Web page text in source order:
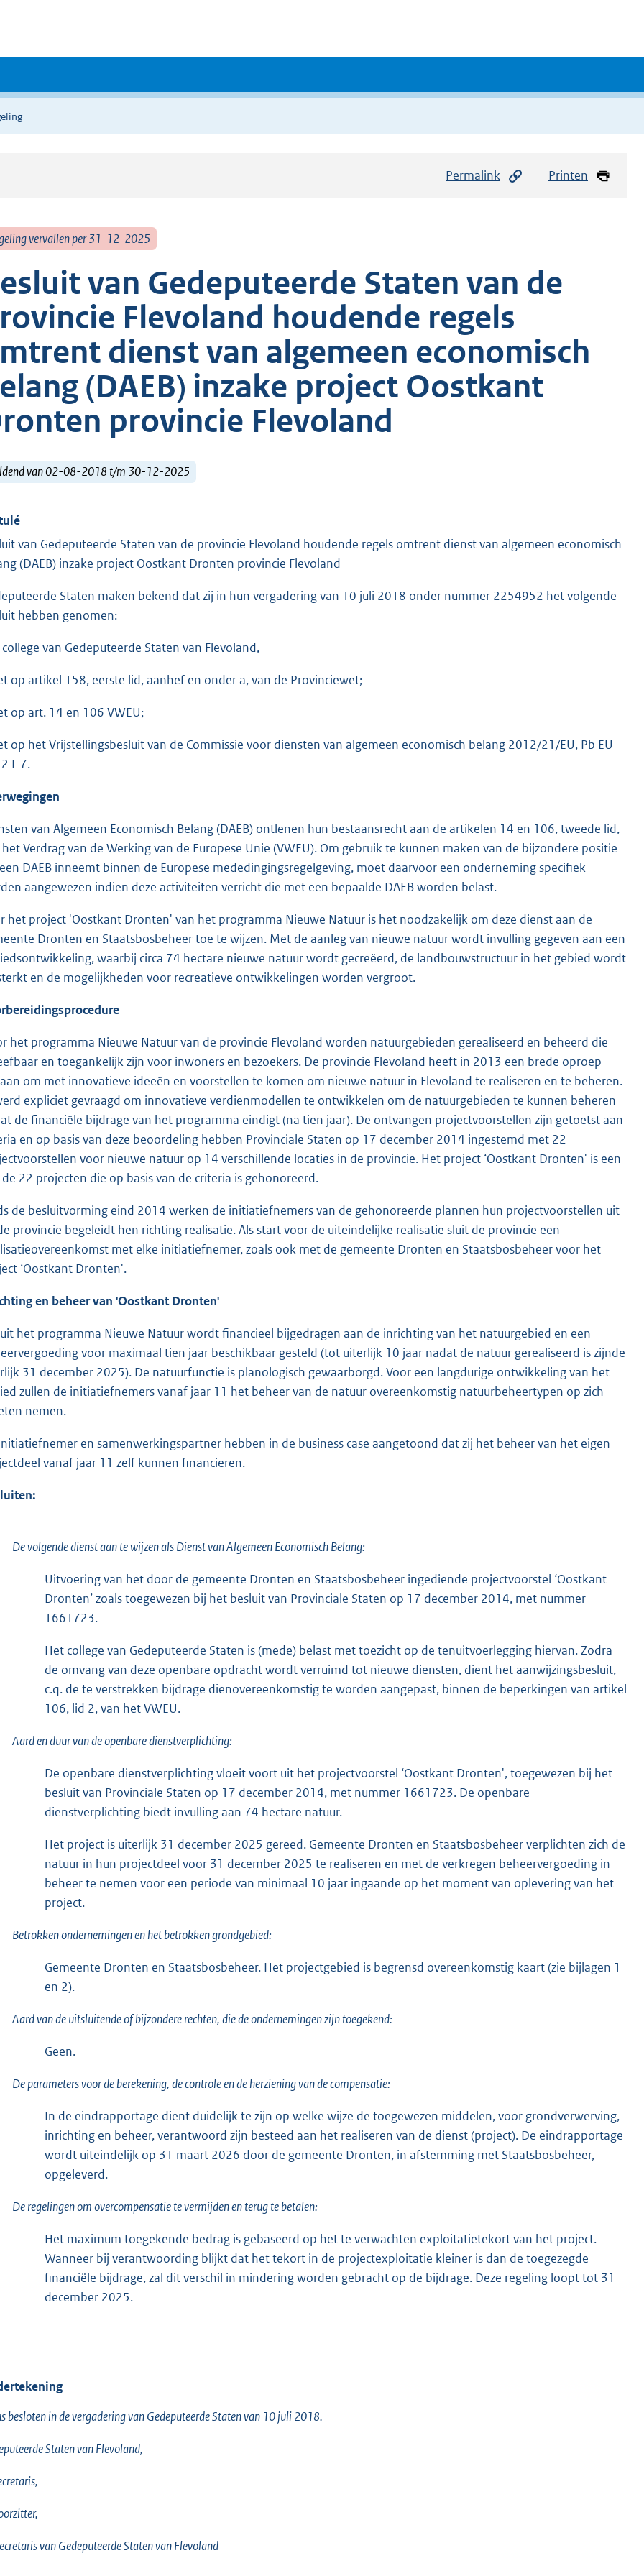
Permalink Printen
vervallen per 31-12-2025
van Gedeputeerde Staten van de
Flevoland houdende regels
dienst van algemeen economisch
(DAEB) inzake project Oostkant
provincie Flevoland
van 02-08-2018 t/m 30-12-2025
van Gedeputeerde Staten van de provincie Flevoland houdende regels omtrent dienst van algemeen economisch
(DAEB) inzake project Oostkant Dronten provincie Flevoland
Staten maken bekend dat zij in hun vergadering van 10 juli 2018 onder nummer 2254952 het volgende
hebben genomen:
van Gedeputeerde Staten van Flevoland,
op artikel 158, eerste lid, aanhef en onder a, van de Provinciewet;
op art. 14 en 106 VWEU;
op het Vrijstellingsbesluit van de Commissie voor diensten van algemeen economisch belang 2012/21/EU, Pb EU
L 7.
van Algemeen Economisch Belang (DAEB) ontlenen hun bestaansrecht aan de artikelen 14 en 106, tweede lid,
Verdrag van de Werking van de Europese Unie (VWEU). Om gebruik te kunnen maken van de bijzondere positie
DAEB inneemt binnen de Europese mededingingsregelgeving, moet daarvoor een onderneming specifiek
aangewezen indien deze activiteiten verricht die met een bepaalde DAEB worden belast.
het project 'Oostkant Dronten' van het programma Nieuwe Natuur is het noodzakelijk om deze dienst aan de
Dronten en Staatsbosbeheer toe te wijzen. Met de aanleg van nieuwe natuur wordt invulling gegeven aan een
waarbij circa 74 hectare nieuwe natuur wordt gecreëerd, de landbouwstructuur in het gebied wordt
en de mogelijkheden voor recreatieve ontwikkelingen worden vergroot.
het programma Nieuwe Natuur van de provincie Flevoland worden natuurgebieden gerealiseerd en beheerd die
en toegankelijk zijn voor inwoners en bezoekers. De provincie Flevoland heeft in 2013 een brede oproep
om met innovatieve ideeën en voorstellen te komen om nieuwe natuur in Flevoland te realiseren en te beheren.
expliciet gevraagd om innovatieve verdienmodellen te ontwikkelen om de natuurgebieden te kunnen beheren
de financiële bijdrage van het programma eindigt (na tien jaar). De ontvangen projectvoorstellen zijn getoetst aan
en op basis van deze beoordeling hebben Provinciale Staten op 17 december 2014 ingestemd met 22
voor nieuwe natuur op 14 verschillende locaties in de provincie. Het project ‘Oostkant Dronten' is een
22 projecten die op basis van de criteria is gehonoreerd.
de besluitvorming eind 2014 werken de initiatiefnemers van de gehonoreerde plannen hun projectvoorstellen uit
provincie begeleidt hen richting realisatie. Als start voor de uiteindelijke realisatie sluit de provincie een
met elke initiatiefnemer, zoals ook met de gemeente Dronten en Staatsbosbeheer voor het
‘Oostkant Dronten'.
en beheer van 'Oostkant Dronten'
het programma Nieuwe Natuur wordt financieel bijgedragen aan de inrichting van het natuurgebied en een
voor maximaal tien jaar beschikbaar gesteld (tot uiterlijk 10 jaar nadat de natuur gerealiseerd is zijnde
31 december 2025). De natuurfunctie is planologisch gewaarborgd. Voor een langdurige ontwikkeling van het
zullen de initiatiefnemers vanaf jaar 11 het beheer van de natuur overeenkomstig natuurbeheertypen op zich
nemen.
en samenwerkingspartner hebben in de business case aangetoond dat zij het beheer van het eigen
vanaf jaar 11 zelf kunnen financieren.
De volgende dienst aan te wijzen als Dienst van Algemeen Economisch Belang:
Uitvoering van het door de gemeente Dronten en Staatsbosbeheer ingediende projectvoorstel ‘Oostkant
Dronten’ zoals toegewezen bij het besluit van Provinciale Staten op 17 december 2014, met nummer
1661723.
Het college van Gedeputeerde Staten is (mede) belast met toezicht op de tenuitvoerlegging hiervan. Zodra
de omvang van deze openbare opdracht wordt verruimd tot nieuwe diensten, dient het aanwijzingsbesluit,
c.q. de te verstrekken bijdrage dienovereenkomstig te worden aangepast, binnen de beperkingen van artikel
106, lid 2, van het VWEU.
Aard en duur van de openbare dienstverplichting:
De openbare dienstverplichting vloeit voort uit het projectvoorstel ‘Oostkant Dronten', toegewezen bij het
besluit van Provinciale Staten op 17 december 2014, met nummer 1661723. De openbare
dienstverplichting biedt invulling aan 74 hectare natuur.
Het project is uiterlijk 31 december 2025 gereed. Gemeente Dronten en Staatsbosbeheer verplichten zich de
natuur in hun projectdeel voor 31 december 2025 te realiseren en met de verkregen beheervergoeding in
beheer te nemen voor een periode van minimaal 10 jaar ingaande op het moment van oplevering van het
project.
Betrokken ondernemingen en het betrokken grondgebied:
Gemeente Dronten en Staatsbosbeheer. Het projectgebied is begrensd overeenkomstig kaart (zie bijlagen 1
en 2).
Aard van de uitsluitende of bijzondere rechten, die de ondernemingen zijn toegekend:
Geen.
De parameters voor de berekening, de controle en de herziening van de compensatie:
In de eindrapportage dient duidelijk te zijn op welke wijze de toegewezen middelen, voor grondverwerving,
inrichting en beheer, verantwoord zijn besteed aan het realiseren van de dienst (project). De eindrapportage
wordt uiteindelijk op 31 maart 2026 door de gemeente Dronten, in afstemming met Staatsbosbeheer,
opgeleverd.
De regelingen om overcompensatie te vermijden en terug te betalen:
Het maximum toegekende bedrag is gebaseerd op het te verwachten exploitatietekort van het project.
Wanneer bij verantwoording blijkt dat het tekort in de projectexploitatie kleiner is dan de toegezegde
financiële bijdrage, zal dit verschil in mindering worden gebracht op de bijdrage. Deze regeling loopt tot 31
december 2025.
besloten in de vergadering van Gedeputeerde Staten van 10 juli 2018.
Staten van Flevoland,
van Gedeputeerde Staten van Flevoland